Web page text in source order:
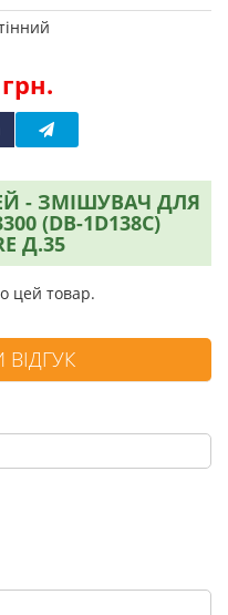
- ЗМІШУВАЧ ДЛЯ
(DB-1D138C)
Д.35
цей товар.